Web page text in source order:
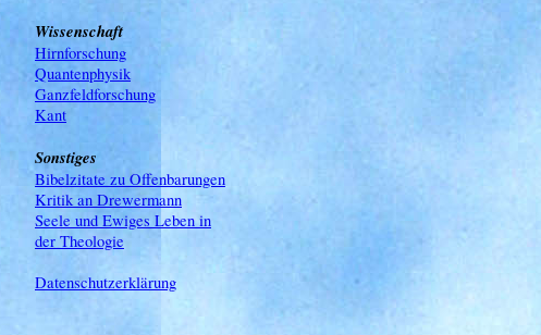
Wissenschaft
Hirnforschung
Quantenphysik
Ganzfeldforschung
Kant
Sonstiges
Bibelzitate zu Offenbarungen
Kritik an Drewermann
Seele und Ewiges Leben in
der Theologie
Datenschutzerklärung